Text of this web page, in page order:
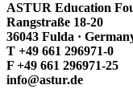
ASTUR Education
Rangstraße 18-20
36043 Fulda ·
T +49 661 296971-0
F +49 661 296971-25
info@astur.de